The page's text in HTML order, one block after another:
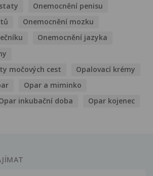
Onemocnění penisu
Onemocnění mozku
Onemocnění jazyka
močových cest
Opalovací krémy
Opar a miminko
inkubační doba
Opar kojenec